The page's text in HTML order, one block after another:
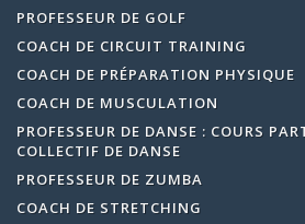
PROFESSEUR DE GOLF
COACH DE CIRCUIT TRAINING
COACH DE PRÉPARATION PHYSIQUE
COACH DE MUSCULATION
PROFESSEUR DE DANSE : COURS
COLLECTIF DE DANSE
PROFESSEUR DE ZUMBA
COACH DE STRETCHING